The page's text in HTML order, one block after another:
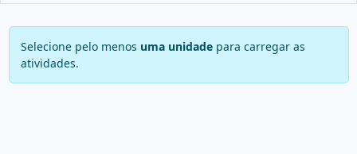
Selecione pelo menos uma unidadepara carregar as
atividades.